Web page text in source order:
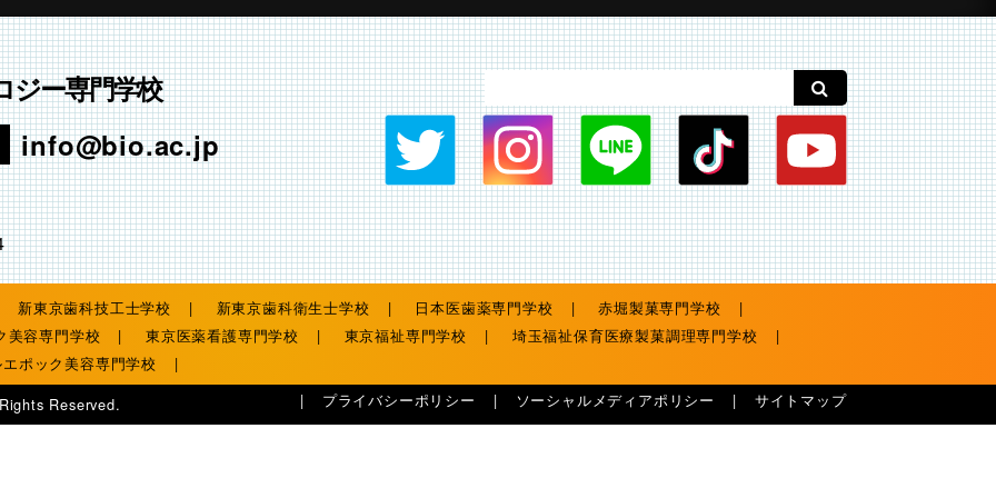
ジー専門学校
info@bio.ac.jp
新東京歯科技工士学校 新東京歯科衛生士学校 日本医歯薬専門学校
赤堀製菓専門学校
美容専門学校
東京医薬看護専門学校 東京福祉専門学校
埼玉福祉保育医療製菓調理専門学校
ポック美容専門学校
サイトマップ
ソーシャルメディアポリシー
プライバシーポリシー
Reserved.